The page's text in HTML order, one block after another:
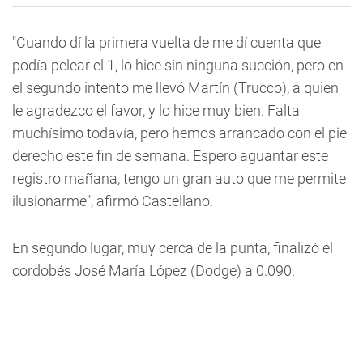
"Cuando dí la primera vuelta de me dí cuenta que
podía pelear el 1, lo hice sin ninguna succión, pero en
el segundo intento me llevó Martín (Trucco), a quien
le agradezco el favor, y lo hice muy bien. Falta
muchísimo todavía, pero hemos arrancado con el pie
derecho este fin de semana. Espero aguantar este
registro mañana, tengo un gran auto que me permite
ilusionarme", afirmó Castellano.
En segundo lugar, muy cerca de la punta, finalizó el
cordobés José María López (Dodge) a 0.090.